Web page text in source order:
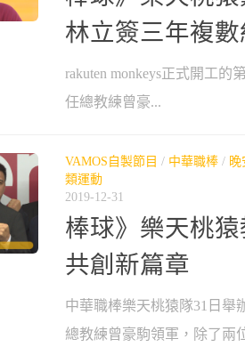
林立簽三年複數
rakuten monkeys正式開工
任總教練曾豪...
VAMOS自製節目 / 中華職棒 / 晚
類運動
2019-12-31
棒球》樂天桃
共創新篇章
中華職棒樂天桃猿隊31日舉
總教練曾豪駒領軍，除了兩